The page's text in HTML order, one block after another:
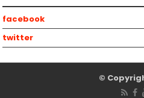
facebook
twitter
©